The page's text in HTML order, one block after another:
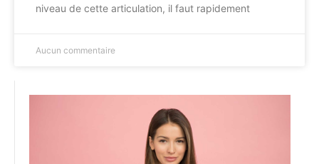
niveau de cette articulation, il faut rapidement
Aucun commentaire